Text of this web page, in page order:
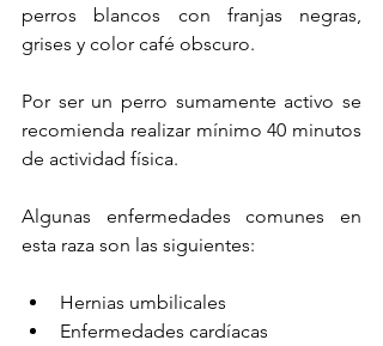
perros blancos con franjas negras,
grises y color café obscuro.
Por ser un perro sumamente activo se
recomienda realizar mínimo 40 minutos
de actividad física.
Algunas enfermedades comunes en
esta raza son las siguientes:
Hernias umbilicales
Enfermedades cardíacas